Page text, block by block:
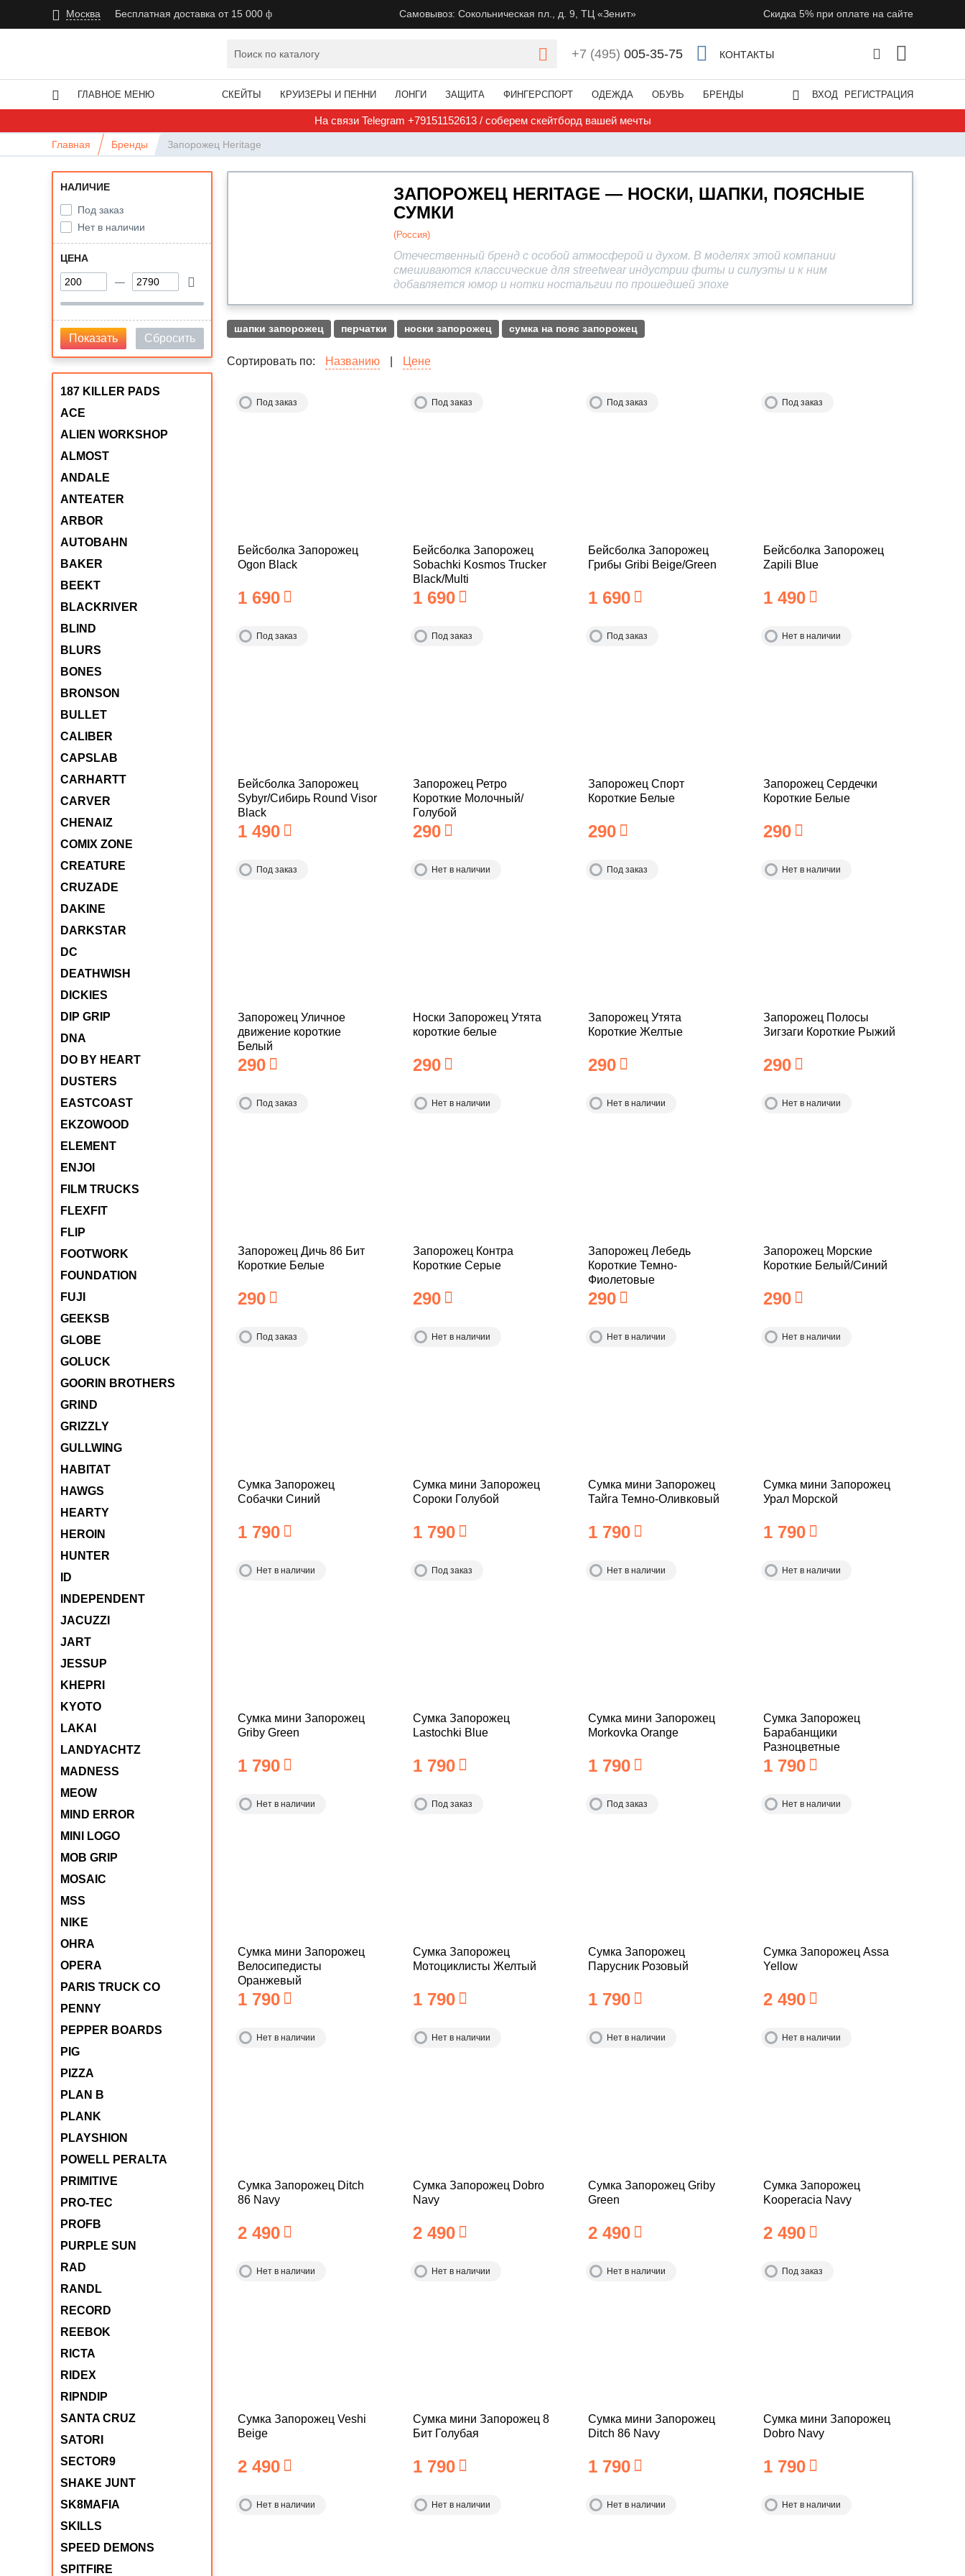
Москва Бесплатная доставка от 15 000 Самовывоз: Сокольническая пл., д. 9, ТЦ «Зенит» Скидка 5% при оплате на сайте
+7 (495) 005-35-75 КОНТАКТЫ
ГЛАВНОЕ МЕНЮ СКЕЙТЫ КРУИЗЕРЫ И ПЕННИ ЛОНГИ ЗАЩИТА ФИНГЕРСПОРТ ОДЕЖДА ОБУВЬ БРЕНДЫ ВХОД РЕГИСТРАЦИЯ
На связи Telegram +79151152613 / соберем скейтборд вашей мечты
Главная Бренды Запорожец Heritage
НАЛИЧИЕ
Под заказ
Нет в наличии
ЦЕНА
Показать Сбросить
187 KILLER PADS
ACE
ALIEN WORKSHOP
ALMOST
ANDALE
ANTEATER
ARBOR
AUTOBAHN
BAKER
BEEKT
BLACKRIVER
BLIND
BLURS
BONES
BRONSON
BULLET
CALIBER
CAPSLAB
CARHARTT
CARVER
CHENAIZ
COMIX ZONE
CREATURE
CRUZADE
DAKINE
DARKSTAR
DC
DEATHWISH
DICKIES
DIP GRIP
DNA
DO BY HEART
DUSTERS
EASTCOAST
EKZOWOOD
ELEMENT
ENJOI
FILM TRUCKS
FLEXFIT
FLIP
FOOTWORK
FOUNDATION
FUJI
GEEKSB
GLOBE
GOLUCK
GOORIN BROTHERS
GRIND
GRIZZLY
GULLWING
HABITAT
HAWGS
HEARTY
HEROIN
HUNTER
ID
INDEPENDENT
JACUZZI
JART
JESSUP
KHEPRI
KYOTO
LAKAI
LANDYACHTZ
MADNESS
MEOW
MIND ERROR
MINI LOGO
MOB GRIP
MOSAIC
MSS
NIKE
OHRA
OPERA
PARIS TRUCK CO
PENNY
PEPPER BOARDS
PIG
PIZZA
PLAN B
PLANK
PLAYSHION
POWELL PERALTA
PRIMITIVE
PRO-TEC
PROFB
PURPLE SUN
RAD
RANDL
RECORD
REEBOK
RICTA
RIDEX
RIPNDIP
SANTA CRUZ
SATORI
SECTOR9
SHAKE JUNT
SK8MAFIA
SKILLS
SPEED DEMONS
SPITFIRE
ЗАПОРОЖЕЦ HERITAGE — НОСКИ, ШАПКИ, ПОЯСНЫЕ
СУМКИ
(Россия)
Отечественный бренд с особой атмосферой и духом. В моделях этой компании
смешиваются классические для streetwear индустрии фиты и силуэты и к ним
добавляется юмор и нотки ностальгии по прошедшей эпохе
шапки запорожец перчатки носки запорожец сумка на пояс запорожец
Сортировать по: Названию Цене
Под заказ
Бейсболка Запорожец
Ogon Black
1 690
Под заказ
Бейсболка Запорожец
Sobachki Kosmos Trucker
Black/Multi
1 690
Под заказ
Бейсболка Запорожец
Грибы Gribi Beige/Green
1 690
Под заказ
Бейсболка Запорожец
Zapili Blue
1 490
Под заказ
Бейсболка Запорожец
Sybyr/Сибирь Round Visor
Black
1 490
Под заказ
Запорожец Ретро
Короткие Молочный/
Голубой
290
Под заказ
Запорожец Спорт
Короткие Белые
290
Нет в наличии
Запорожец Сердечки
Короткие Белые
290
Под заказ
Запорожец Уличное
движение короткие
Белый
290
Нет в наличии
Носки Запорожец Утята
короткие белые
290
Под заказ
Запорожец Утята
Короткие Желтые
290
Нет в наличии
Запорожец Полосы
Зигзаги Короткие Рыжий
290
Под заказ
Запорожец Дичь 86 Бит
Короткие Белые
290
Нет в наличии
Запорожец Контра
Короткие Серые
290
Нет в наличии
Запорожец Лебедь
Короткие Темно-
Фиолетовые
290
Нет в наличии
Запорожец Морские
Короткие Белый/Синий
290
Под заказ
Сумка Запорожец
Собачки Синий
1 790
Нет в наличии
Сумка мини Запорожец
Сороки Голубой
1 790
Нет в наличии
Сумка мини Запорожец
Тайга Темно-Оливковый
1 790
Нет в наличии
Сумка мини Запорожец
Урал Морской
1 790
Нет в наличии
Сумка мини Запорожец
Griby Green
1 790
Под заказ
Сумка Запорожец
Lastochki Blue
1 790
Нет в наличии
Сумка мини Запорожец
Morkovka Orange
1 790
Нет в наличии
Сумка Запорожец
Барабанщики
Разноцветные
1 790
Нет в наличии
Сумка мини Запорожец
Велосипедисты
Оранжевый
1 790
Под заказ
Сумка Запорожец
Мотоциклисты Желтый
1 790
Под заказ
Сумка Запорожец
Парусник Розовый
1 790
Нет в наличии
Сумка Запорожец Assa
Yellow
2 490
Нет в наличии
Сумка Запорожец Ditch
86 Navy
2 490
Нет в наличии
Сумка Запорожец Dobro
Navy
2 490
Нет в наличии
Сумка Запорожец Griby
Green
2 490
Нет в наличии
Сумка Запорожец
Kooperacia Navy
2 490
Нет в наличии
Сумка Запорожец Veshi
Beige
2 490
Нет в наличии
Сумка мини Запорожец 8
Бит Голубая
1 790
Нет в наличии
Сумка мини Запорожец
Ditch 86 Navy
1 790
Под заказ
Сумка мини Запорожец
Dobro Navy
1 790
Нет в наличии Нет в наличии Нет в наличии Нет в наличии